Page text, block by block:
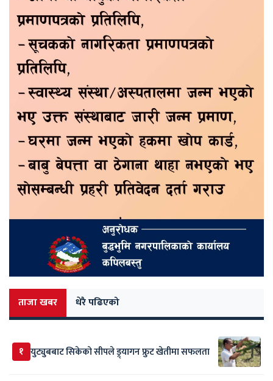
ताजा खबर धेरै पढिएको
१ युट्युबबाट सिकेको सीपले ड्र्यागन फ्रुट खेतीमा सफलता